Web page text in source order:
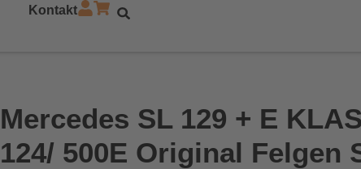
Kontakt
Mercedes SL 129 + E
124/ 500E Original Felgen